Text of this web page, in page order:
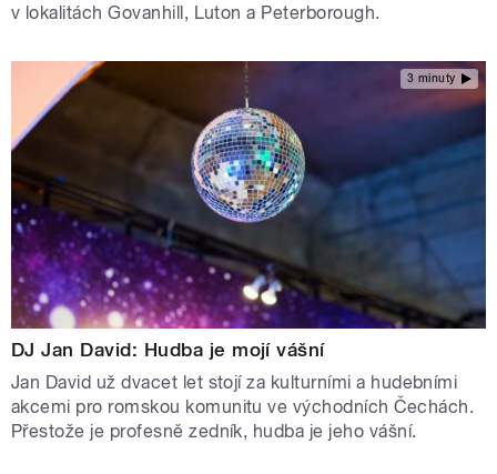
v lokalitách Govanhill, Luton a Peterborough.
3 minuty
DJ Jan David: Hudba je mojí vášní
Jan David už dvacet let stojí za kulturními a hudebními
akcemi pro romskou komunitu ve východních Čechách.
Přestože je profesně zedník, hudba je jeho vášní.